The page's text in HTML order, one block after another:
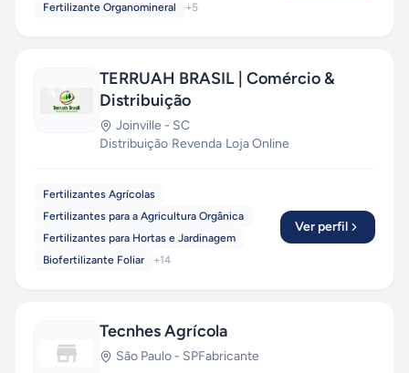
Fertilizante Organomineral
+5
TERRUAH BRASIL | Comércio &
Distribuição
Joinville - SC
Distribuição·Revenda·Loja Online
Fertilizantes Agrícolas
Fertilizantes para a Agricultura Orgânica
Fertilizantes para Hortas e Jardinagem
Biofertilizante Foliar
+14
Ver perfil
Tecnhes Agrícola
São Paulo - SPFabricante